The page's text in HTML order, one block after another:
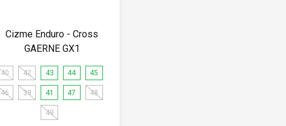
Cizme Enduro - Cross
GAERNE GX1
40 42 43 44 45
46 39 41 47 48
49